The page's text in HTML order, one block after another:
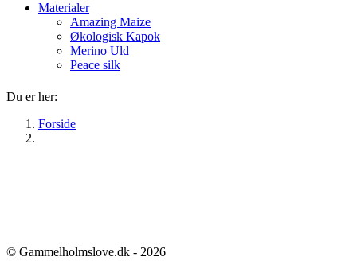
Materialer
Amazing Maize
Økologisk Kapok
Merino Uld
Peace silk
Du er her:
Forside
© Gammelholmslove.dk - 2026